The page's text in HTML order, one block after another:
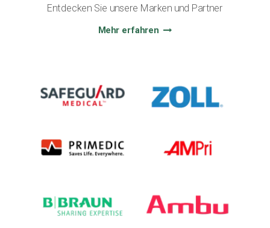
Entdecken Sie unsere Marken und Partner
Mehr erfahren